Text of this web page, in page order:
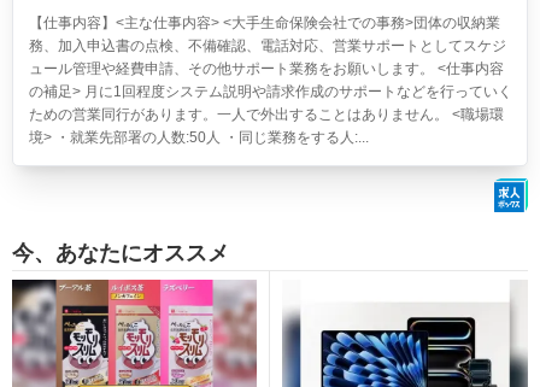
【仕事内容】<主な仕事内容> <大手生命保険会社での事務>団体の収納業
務、加入申込書の点検、不備確認、電話対応、営業サポートとしてスケジ
ュール管理や経費申請、その他サポート業務をお願いします。 <仕事内容
の補足> 月に1回程度システム説明や請求作成のサポートなどを行っていく
ための営業同行があります。一人で外出することはありません。 <職場環
境> ・就業先部署の人数:50人 ・同じ業務をする人:...
今、あなたにオススメ